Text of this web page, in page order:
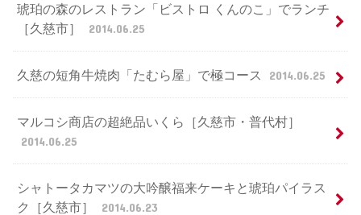
琥珀の森のレストラン「ビストロ くんのこ」でランチ
［久慈市］
2014.06.25
久慈の短角牛焼肉「たむら屋」で極コース 2014.06.25
マルコシ商店の超絶品いくら［久慈市・普代村］
2014.06.25
シャトータカマツの大吟醸福来ケーキと琥珀パイラス
ク［久慈市］
2014.06.23